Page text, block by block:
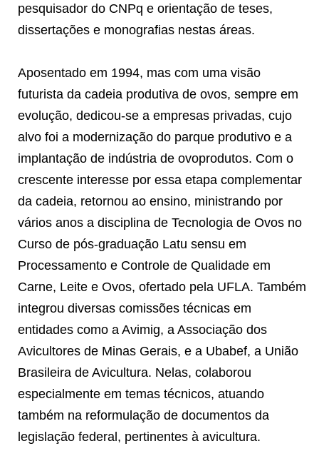
pesquisador do CNPq e orientação de teses,
dissertações e monografias nestas áreas.
Aposentado em 1994, mas com uma visão
futurista da cadeia produtiva de ovos, sempre em
evolução, dedicou-se a empresas privadas, cujo
alvo foi a modernização do parque produtivo e a
implantação de indústria de ovoprodutos. Com o
crescente interesse por essa etapa complementar
da cadeia, retornou ao ensino, ministrando por
vários anos a disciplina de Tecnologia de Ovos no
Curso de pós-graduação Latu sensu em
Processamento e Controle de Qualidade em
Carne, Leite e Ovos, ofertado pela UFLA. Também
integrou diversas comissões técnicas em
entidades como a Avimig, a Associação dos
Avicultores de Minas Gerais, e a Ubabef, a União
Brasileira de Avicultura. Nelas, colaborou
especialmente em temas técnicos, atuando
também na reformulação de documentos da
legislação federal, pertinentes à avicultura.